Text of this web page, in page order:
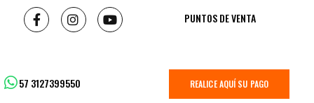
PUNTOS DE VENTA
57 3127399550 REALICE AQUÍ SU PAGO